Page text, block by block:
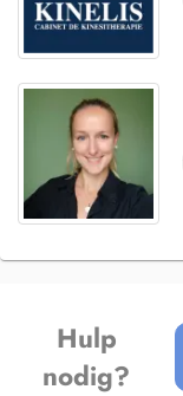
Hulp
nodig?